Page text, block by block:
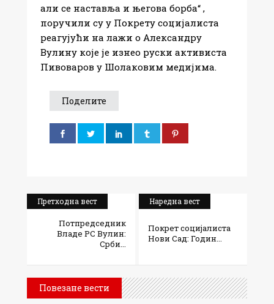
али се наставља и његова борба“ ,
поручили су у Покрету социјалиста
реагујући на лажи о Александру
Вулину које је изнео руски активиста
Пивоваров у Шолаковим медијима.
Поделите
Претходна вест
Потпредседник
Владе РС Вулин:
Срби...
Наредна вест
Покрет социјалиста
Нови Сад: Годин...
Повезане вести